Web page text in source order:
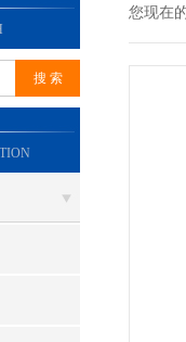
您现在